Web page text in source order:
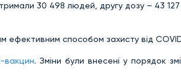
30 498 людей, другу дозу – 43
ефективним способом захисту від
вакцин. Зміни були внесені у порядок